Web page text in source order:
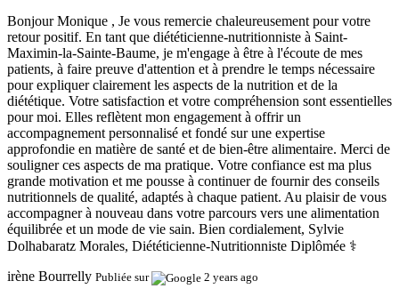
Bonjour Monique , Je vous remercie chaleureusement pour votre
retour positif. En tant que diététicienne-nutritionniste à Saint-
Maximin-la-Sainte-Baume, je m'engage à être à l'écoute de mes
patients, à faire preuve d'attention et à prendre le temps nécessaire
pour expliquer clairement les aspects de la nutrition et de la
diététique. Votre satisfaction et votre compréhension sont essentielles
pour moi. Elles reflètent mon engagement à offrir un
accompagnement personnalisé et fondé sur une expertise
approfondie en matière de santé et de bien-être alimentaire. Merci de
souligner ces aspects de ma pratique. Votre confiance est ma plus
grande motivation et me pousse à continuer de fournir des conseils
nutritionnels de qualité, adaptés à chaque patient. Au plaisir de vous
accompagner à nouveau dans votre parcours vers une alimentation
équilibrée et un mode de vie sain. Bien cordialement, Sylvie
Dolhabaratz Morales, Diététicienne-Nutritionniste Diplômée ‍⚕️
irène Bourrelly Publiée sur 2 years ago